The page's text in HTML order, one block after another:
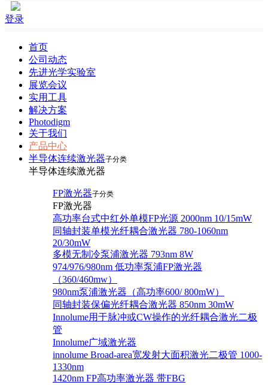
登录
首页
公司动态
先进光学实验室
展览会议
实用工具
解决方案
Photodigm
关于我们
产品中心
半导体连续激光器子分类
半导体连续激光器
FP激光器子分类
FP激光器
高功率台式中红外单模FP光源 2000nm 10/15mW
同轴封装单模光纤耦合激光器 780-1060nm
20/30mW
多模无制冷泵浦激光器 793nm 8W
974/976/980nm 低功率泵浦FP激光器
（360/460mw）
980nm泵浦激光器（高功率600/ 800mW）
同轴封装保偏光纤耦合激光器 850nm 30mW
Innolume用于脉冲或CW操作的光纤耦合激光二极
管
Innolume广域激光器
innolume Broad-area宽发射大面积激光二极管 1000-
1330nm
1420nm FP高功率激光器 带FBG